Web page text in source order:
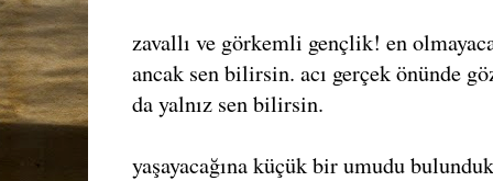
zavallı ve görkemli gençlik! en
ancak sen bilirsin. acı gerçek önünde
da yalnız sen bilirsin.
yaşayacağına küçük bir umudu